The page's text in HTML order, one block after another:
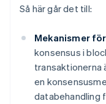
Så här går det till:
Mekanismer
konsensus i
transaktionerna
en
databehandling